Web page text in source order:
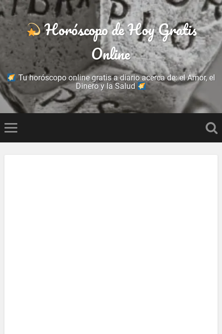
Horóscopo de Hoy Gratis
Online
Tu horóscopo online gratis a diario acerca de: el Amor, el
Dinero y la Salud